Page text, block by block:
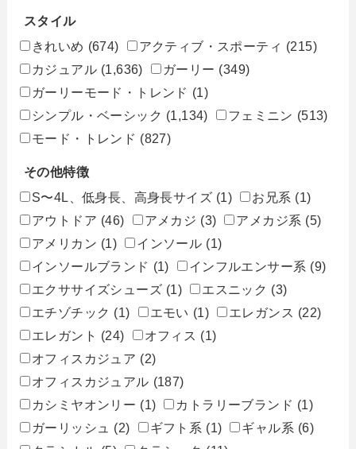
スタイル
きれいめ (674) アクティブ・スポーティ (215)
カジュアル (1,636) ガーリー (349)
ガーリーモード・トレンド (1)
シンプル・ベーシック (1,134) フェミニン (513)
モード・トレンド (827)
その他特徴
S〜4L、低身長、高身長サイズ (1) お兄系 (1)
アウトドア (46) アメカジ (3) アメカジ系 (5)
アメリカン (1) インソール (1)
インソールブランド (1) インフルエンサー系 (9)
エクササイズシューズ (1) エスニック (3)
エチゾチック (1) エモい (1) エレガンス (22)
エレガント (24) オフィス (1)
オフィスカジュア (2)
オフィスカジュアル (187)
カシミヤオンリー (1) カトラリーブランド (1)
ガーリッシュ
(2) ギフト系 (1) ギャル系 (6)